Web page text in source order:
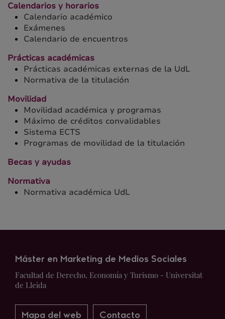
Calendarios y horarios
Calendario académico
Exámenes
Calendario de encuentros
Prácticas académicas
Prácticas académicas externas de la UdL
Normativa de la titulación
Movilidad
Movilidad académica y programas
Máximo de créditos convalidables
Sistema ECTS
Programas de movilidad de la titulación
Becas y ayudas
Normativa
Normativa académica UdL
Máster en Marketing de Medios Sociales
Facultad de Derecho, Economía y Turismo - Universitat
de Lleida
Mapa del web Contacto